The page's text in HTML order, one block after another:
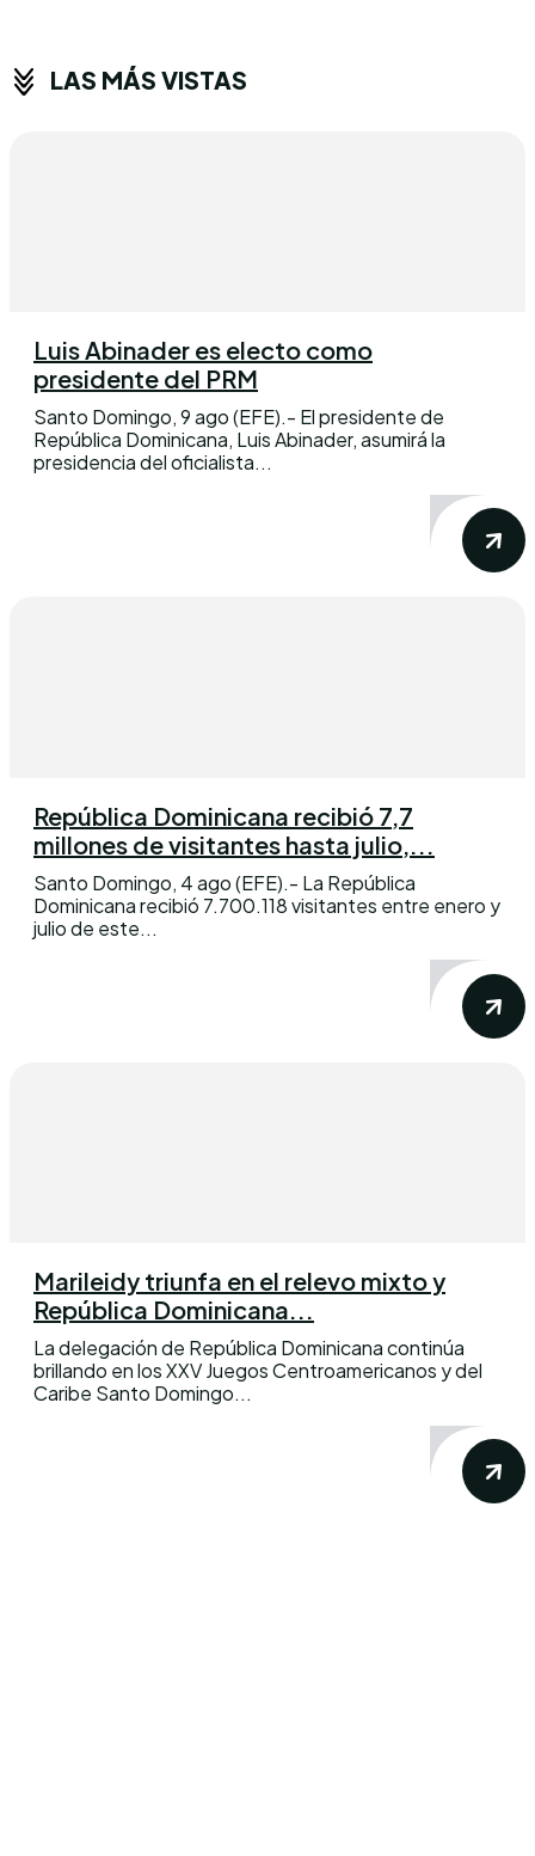
LAS MÁS VISTAS
Luis Abinader es electo como
presidente del PRM
Santo Domingo, 9 ago (EFE).- El presidente de
República Dominicana, Luis Abinader, asumirá la
presidencia del oficialista...
República Dominicana recibió 7,7
millones de visitantes hasta julio,...
Santo Domingo, 4 ago (EFE).- La República
Dominicana recibió 7.700.118 visitantes entre enero y
julio de este...
Marileidy triunfa en el relevo mixto y
República Dominicana...
La delegación de República Dominicana continúa
brillando en los XXV Juegos Centroamericanos y del
Caribe Santo Domingo...